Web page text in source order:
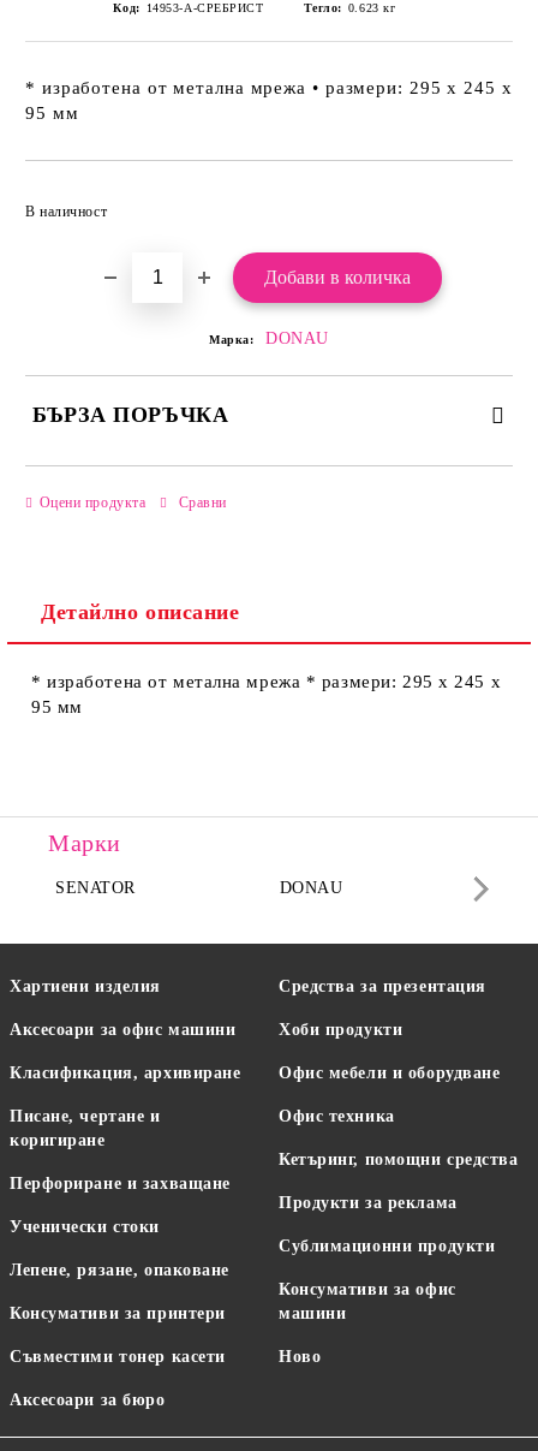
Код: 14953-А-СРЕБРИСТ Тегло: 0.623 кг
* изработена от метална мрежа • размери: 295 х 245 х
95 мм
В наличност
Марка: DONAU
БЪРЗА ПОРЪЧКА
Ние ще се свържем с вас в рамките на работния ден.
Оцени продукта Сравни
Детайлно описание
* изработена от метална мрежа * размери: 295 х 245 х
95 мм
Марки
SENATOR DONAU
Хартиени изделия
Аксесоари за офис машини
Класификация, архивиране
Писане, чертане и
коригиране
Перфориране и захващане
Ученически стоки
Лепене, рязане, опаковане
Консумативи за принтери
Съвместими тонер касети
Аксесоари за бюро
Средства за презентация
Хоби продукти
Офис мебели и оборудване
Офис техника
Кетъринг, помощни средства
Продукти за реклама
Сублимационни продукти
Консумативи за офис
машини
Ново